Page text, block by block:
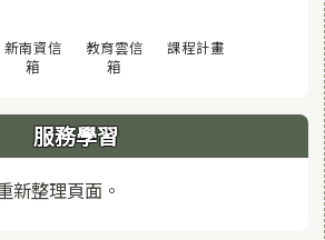
視窗)
新南資信
箱
教育雲信
箱
課程計畫(另開視窗)
服務學習
新整理頁面。